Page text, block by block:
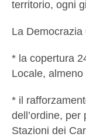
territorio, ogni
La
* la copertura
Locale,
* il
dell’ordine,
Stazioni dei